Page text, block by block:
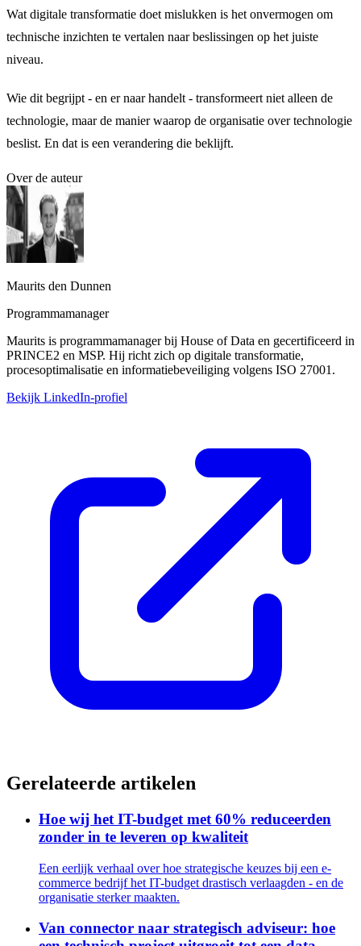
Wat digitale transformatie doet mislukken is het onvermogen om
technische inzichten te vertalen naar beslissingen op het juiste
niveau.
Wie dit begrijpt - en er naar handelt - transformeert niet alleen de
technologie, maar de manier waarop de organisatie over technologie
beslist. En dat is een verandering die beklijft.
Over de auteur
Maurits den Dunnen
Programmamanager
Maurits is programmamanager bij House of Data en gecertificeerd in
PRINCE2 en MSP. Hij richt zich op digitale transformatie,
procesoptimalisatie en informatiebeveiliging volgens ISO 27001.
Bekijk LinkedIn-profiel
Gerelateerde artikelen
Hoe wij het IT-budget met 60% reduceerden
zonder in te leveren op kwaliteit
Een eerlijk verhaal over hoe strategische keuzes bij een e-
commerce bedrijf het IT-budget drastisch verlaagden - en de
organisatie sterker maakten.
Van connector naar strategisch adviseur: hoe